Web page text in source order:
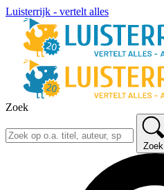
Luisterrijk - vertelt alles
Zoek
Zoek